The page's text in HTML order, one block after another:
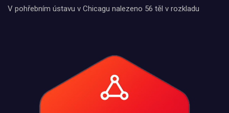
V pohřebním ústavu v Chicagu nalezeno 56 těl v rozkladu